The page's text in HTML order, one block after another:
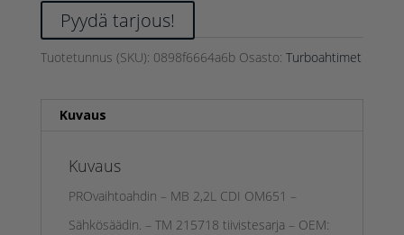
Pyydä tarjous!
Tuotetunnus (SKU): 0898f6664a6b Osasto: Turboahtimet
Kuvaus
Kuvaus
PROvaihtoahdin – MB 2,2L CDI OM651 –
Sähkösäädin. – TM 215718 tiivistesarja – OEM: